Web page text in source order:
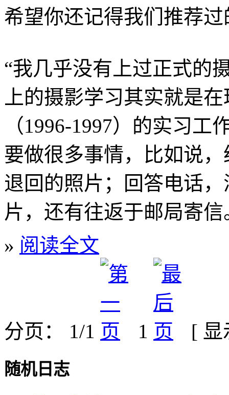
希望你还记得我们推荐过
“我几乎没有上过正式的
上的摄影学习其实就是
（1996-1997）的实习
要做很多事情，比如说
退回的照片；回答电话
片，还有往返于邮局寄信
» 阅读全文
分页： 1/1 1 [
随机日志